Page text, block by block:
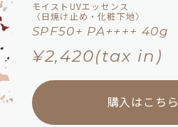
モイストUVエッセンス
〈日焼け止め・化粧下地〉
SPF50+ PA++++ 40g
¥2,420(tax in)
購入はこちら